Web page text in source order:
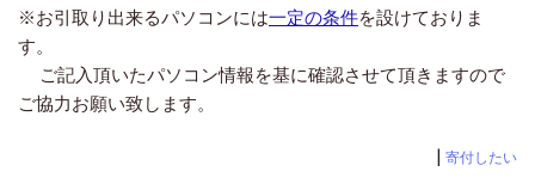
※お引取り出来るパソコンには一定の条件を設けておりま
す。
ご記入頂いたパソコン情報を基に確認させて頂きますので
ご協力お願い致します。
| 寄付したい